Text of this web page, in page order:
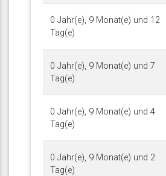
0 Jahr(e), 9 Monat(e) und 12
Tag(e)
0 Jahr(e), 9 Monat(e) und 7
Tag(e)
0 Jahr(e), 9 Monat(e) und 4
Tag(e)
0 Jahr(e), 9 Monat(e) und 2
Tag(e)